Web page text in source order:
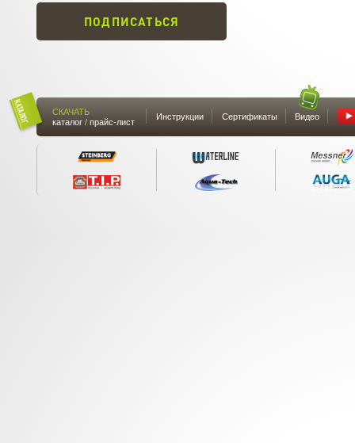
ПОДПИСАТЬСЯ
СКАЧАТЬ
каталог / прайс-лист
Инструкции Сертификаты Видео